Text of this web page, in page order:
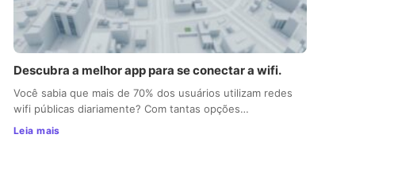
Descubra a melhor app para se conectar a wifi.
Você sabia que mais de 70% dos usuários utilizam redes
wifi públicas diariamente? Com tantas opções…
Leia mais